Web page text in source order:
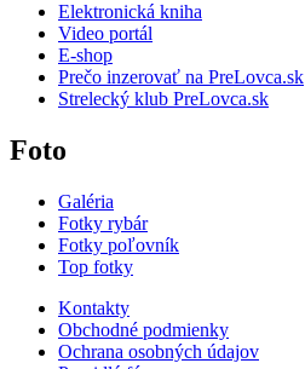
Elektronická kniha
Video portál
E-shop
Prečo inzerovať na PreLovca.sk
Strelecký klub PreLovca.sk
Foto
Galéria
Fotky rybár
Fotky poľovník
Top fotky
Kontakty
Obchodné podmienky
Ochrana osobných údajov